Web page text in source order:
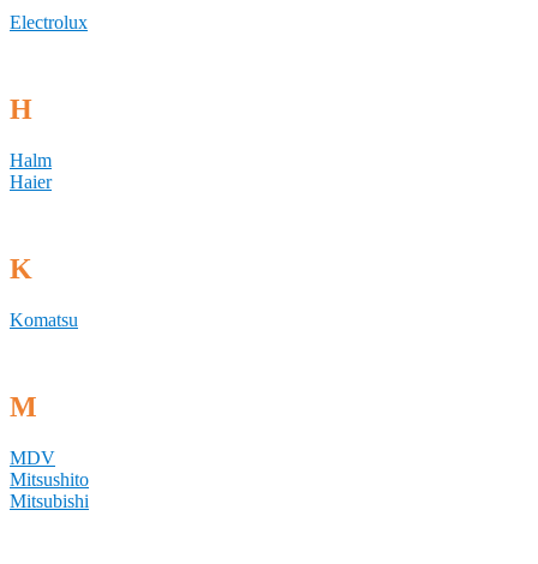
Electrolux
H
Halm
Haier
K
Komatsu
M
MDV
Mitsushito
Mitsubishi